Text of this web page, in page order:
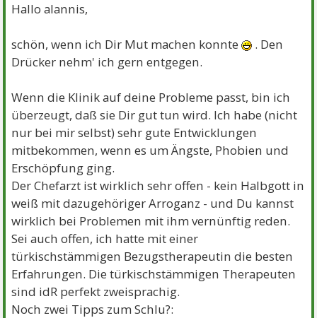
Hallo alannis,
schön, wenn ich Dir Mut machen konnte
. Den
Drücker nehm' ich gern entgegen.
Wenn die Klinik auf deine Probleme passt, bin ich
überzeugt, daß sie Dir gut tun wird. Ich habe (nicht
nur bei mir selbst) sehr gute Entwicklungen
mitbekommen, wenn es um Ängste, Phobien und
Erschöpfung ging.
Der Chefarzt ist wirklich sehr offen - kein Halbgott in
weiß mit dazugehöriger Arroganz - und Du kannst
wirklich bei Problemen mit ihm vernünftig reden.
Sei auch offen, ich hatte mit einer
türkischstämmigen Bezugstherapeutin die besten
Erfahrungen. Die türkischstämmigen Therapeuten
sind idR perfekt zweisprachig.
Noch zwei Tipps zum Schlu?: